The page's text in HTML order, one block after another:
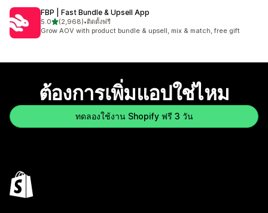
FBP | Fast Bundle & Upsell App
5.0เต็ม 5 ดาว
(2,968)
ทั้งหมด 2968 รีวิว
•ติดตั้งฟรี
Grow AOV with product bundle & upsell, mix & match, free gift
ต้องการเพิ่มแอปใช่ไหม
ทดลองใช้งาน Shopify ฟรี 3 วัน